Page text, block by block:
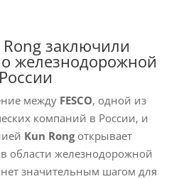
Rong заключили
железнодорожной
между FESCO, одной из
компаний в России, и
Kun Rongоткрывает
области железнодорожной
значительным шагом для